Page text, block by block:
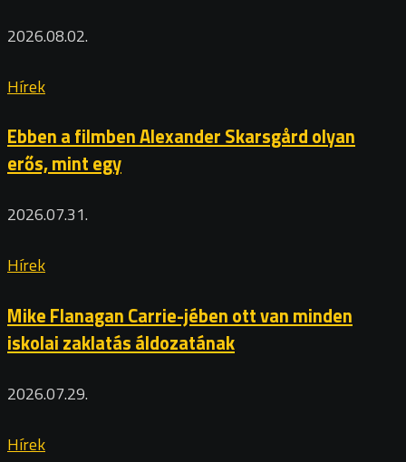
2026.08.02.
Hírek
Ebben a filmben Alexander Skarsgård olyan
erős, mint egy
2026.07.31.
Hírek
Mike Flanagan Carrie-jében ott van minden
iskolai zaklatás áldozatának
2026.07.29.
Hírek